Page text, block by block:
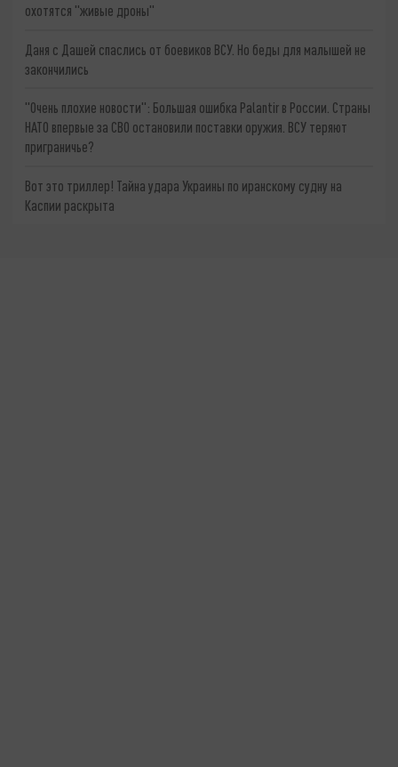
охотятся "живые дроны"
Даня с Дашей спаслись от боевиков ВСУ. Но беды для малышей не
закончились
"Очень плохие новости": Большая ошибка Palantir в России. Страны
НАТО впервые за СВО остановили поставки оружия. ВСУ теряют
приграничье?
Вот это триллер! Тайна удара Украины по иранскому судну на
Каспии раскрыта